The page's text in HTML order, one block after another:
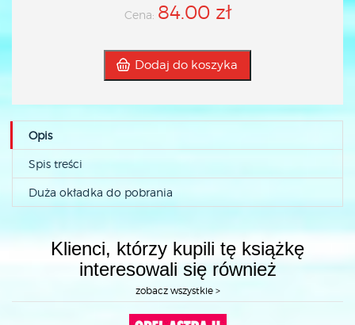
Cena: 84.00 zł
Dodaj do koszyka
Opis
Spis treści
Duża okładka do pobrania
Klienci, którzy kupili tę książkę
interesowali się również
zobacz wszystkie >